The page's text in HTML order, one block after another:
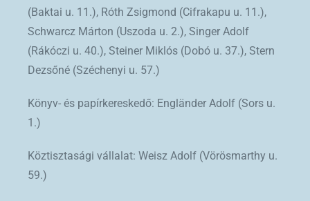
(Baktai u. 11.), Róth Zsigmond (Cifrakapu u. 11.),
Schwarcz Márton (Uszoda u. 2.), Singer Adolf
(Rákóczi u. 40.), Steiner Miklós (Dobó u. 37.), Stern
Dezsőné (Széchenyi u. 57.)
Könyv- és papírkereskedő: Engländer Adolf (Sors u.
1.)
Köztisztasági vállalat: Weisz Adolf (Vörösmarthy u.
59.)